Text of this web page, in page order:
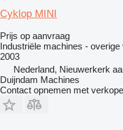
Cyklop MINI
Prijs op aanvraag
Industriële machines -
2003
Nederland, Nieuwerkerk
Duijndam Machines
Contact opnemen met